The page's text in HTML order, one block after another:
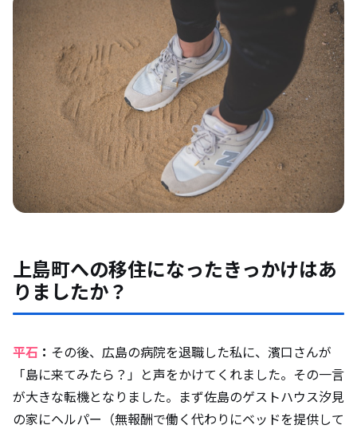
上島町への移住になったきっかけはあ
りましたか？
平石 ： その後、広島の病院を退職した私に、濱口さんが
「島に来てみたら？」と声をかけてくれました。その一言
が大きな転機となりました。まず佐島のゲストハウス汐見
の家にヘルパー（無報酬で働く代わりにベッドを提供して